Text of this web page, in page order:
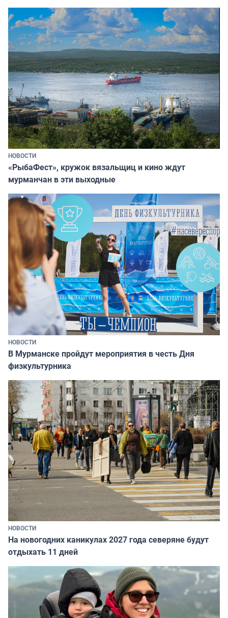
НОВОСТИ
«РыбаФест», кружок вязальщиц и кино ждут
мурманчан в эти выходные
НОВОСТИ
В Мурманске пройдут мероприятия в честь Дня
физкультурника
НОВОСТИ
На новогодних каникулах 2027 года северяне будут
отдыхать 11 дней